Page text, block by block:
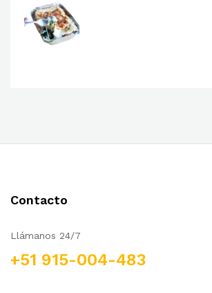
Contacto
Llámanos 24/7
+51 915-004-483